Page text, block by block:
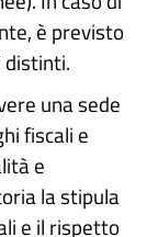
è previsto
distinti.
una sede
fiscali e
e
la stipula
e il rispetto